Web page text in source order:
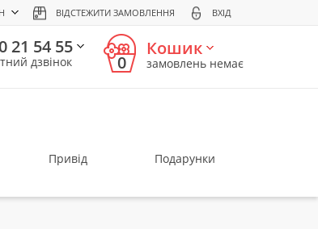
ВІДСТЕЖИТИ ЗАМОВЛЕННЯ ВХІД
21 54 55
дзвінок 0
Кошик
замовлень немає
Привід Подарунки